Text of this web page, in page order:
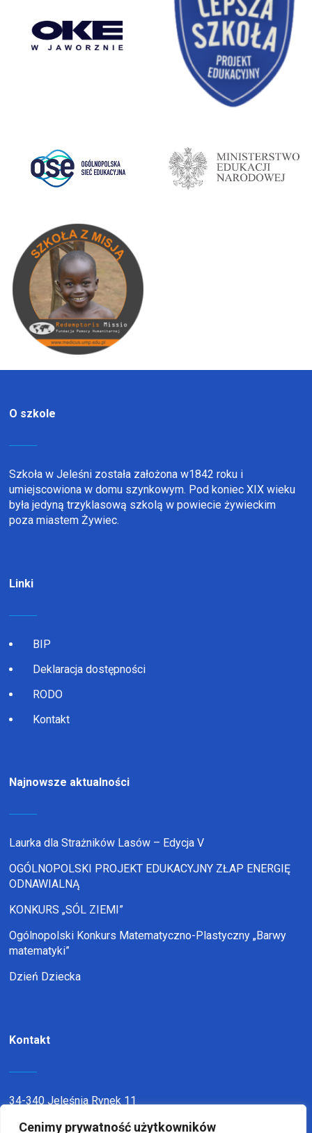
Cenimy prywatność użytkowników
O szkole
Szkoła w Jeleśni została założona w1842 roku i
umiejscowiona w domu szynkowym. Pod koniec XIX wieku
była jedyną trzyklasową szkolą w powiecie żywieckim
poza miastem Żywiec.
Linki
BIP
Deklaracja dostępności
RODO
Kontakt
Najnowsze aktualności
Laurka dla Strażników Lasów – Edycja V
OGÓLNOPOLSKI PROJEKT EDUKACYJNY ZŁAP ENERGIĘ
ODNAWIALNĄ
KONKURS „SÓL ZIEMI”
Ogólnopolski Konkurs Matematyczno-Plastyczny „Barwy
matematyki”
Dzień Dziecka
Kontakt
34-340 Jeleśnia Rynek 11
telefon:338636116